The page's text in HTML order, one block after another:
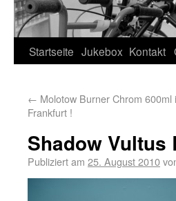
Startseite Jukebox Kontakt
← Molotow Burner Chrom 600ml
Frankfurt !
Shadow Vultus
Publiziert am 25. August 2010